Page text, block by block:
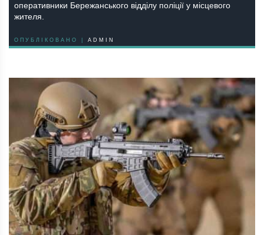
оперативники Бережанського відділу поліції у місцевого
жителя.
ОПУБЛІКОВАНО | ADMIN